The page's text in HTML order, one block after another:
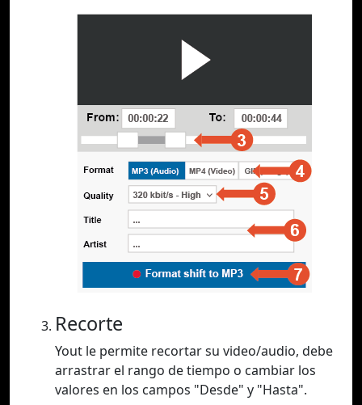
Recorte
Yout le permite recortar su video/audio, debe
arrastrar el rango de tiempo o cambiar los
valores en los campos "Desde" y "Hasta".